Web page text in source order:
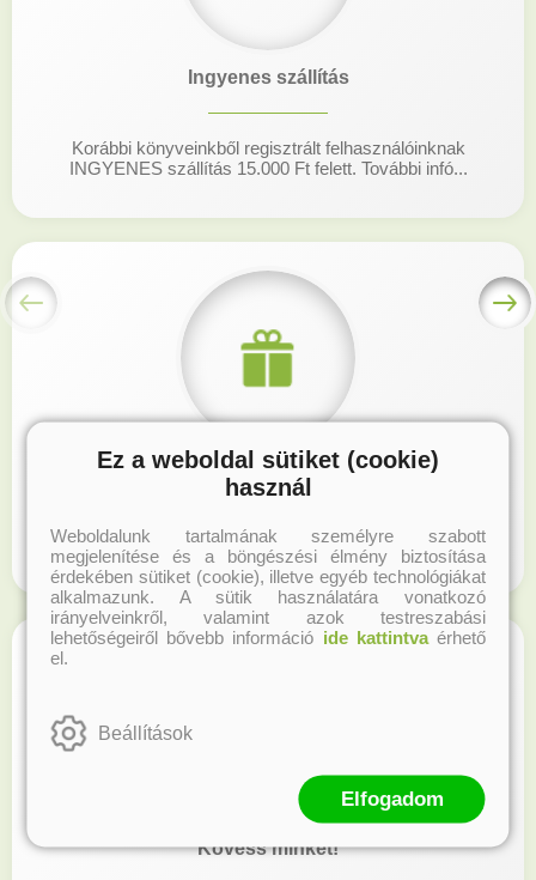
Ingyenes szállítás
Korábbi könyveinkből regisztrált felhasználóinknak
INGYENES szállítás 15.000 Ft felett. További infó...
Hűségprogram
Regisztrálj honlapunkon és gyűjtsd a hűségpontokat!
Kövess minket!
Ez a weboldal sütiket (cookie)
használ
Weboldalunk tartalmának személyre szabott
megjelenítése és a böngészési élmény biztosítása
érdekében sütiket (cookie), illetve egyéb technológiákat
alkalmazunk. A sütik használatára vonatkozó
irányelveinkről, valamint azok testreszabási
lehetőségeiről bővebb információ ide kattintvaérhető
el.
Beállítások
Elfogadom